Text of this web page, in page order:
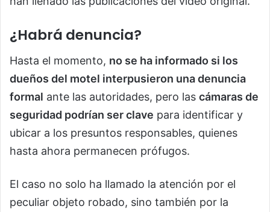
¿Habrá denuncia?
Hasta el momento, no se ha informado si los
dueños del motel interpusieron una denuncia
formal ante las autoridades, pero las cámaras de
seguridad podrían ser clave para identificar y
ubicar a los presuntos responsables, quienes
hasta ahora permanecen prófugos.
El caso no solo ha llamado la atención por el
peculiar objeto robado, sino también por la